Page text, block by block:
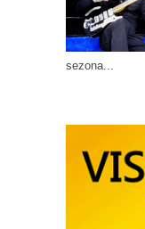
sezona...